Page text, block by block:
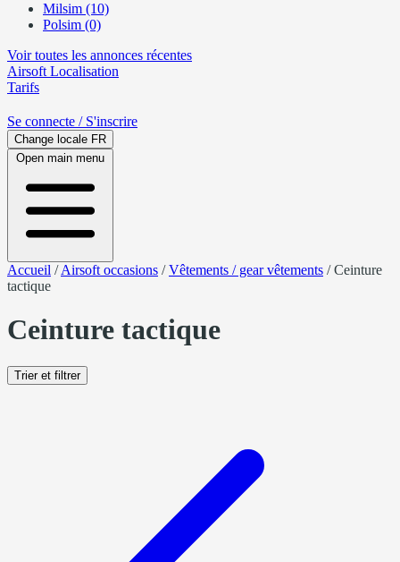
Milsim (10)
Polsim (0)
Voir toutes les annonces récentes
Airsoft Localisation
Tarifs
Se connecte / S'inscrire
Change locale FR
Open main menu
Accueil /Airsoft occasions /Vêtements / gear vêtements /Ceinture
tactique
Ceinture tactique
Trier et filtrer